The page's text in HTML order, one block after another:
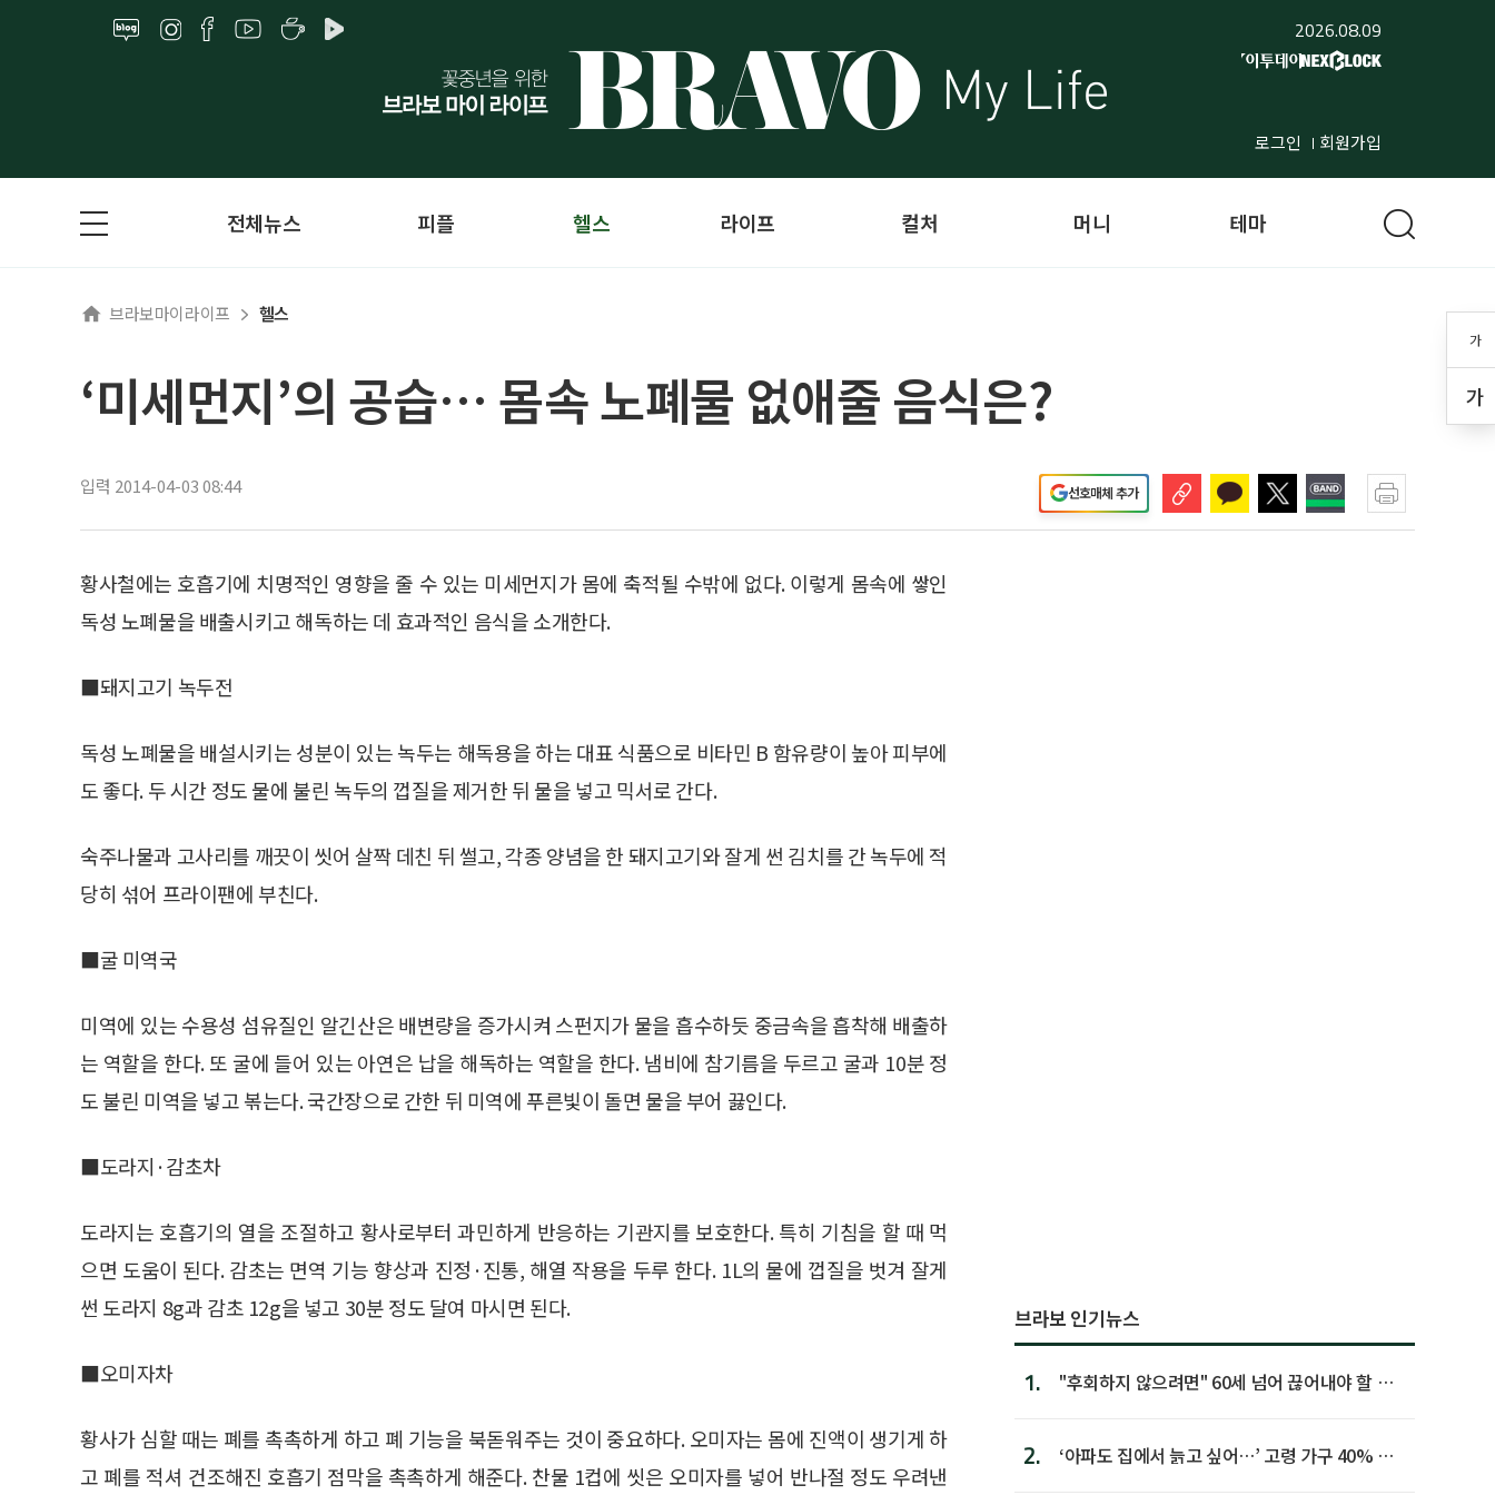
2026.08.09
로그인 회원가입
가
가
전체뉴스 피플 헬스 라이프 컬처 머니 테마
브라보마이라이프 헬스
‘미세먼지’의 공습… 몸속 노폐물 없애줄 음식은?
입력 2014-04-03 08:44 선호매체 추가
황사철에는 호흡기에 치명적인 영향을 줄 수 있는 미세먼지가 몸에 축적될 수밖에 없다. 이렇게 몸속에 쌓인
독성 노폐물을 배출시키고 해독하는 데 효과적인 음식을 소개한다.
■돼지고기 녹두전
독성 노폐물을 배설시키는 성분이 있는 녹두는 해독용을 하는 대표 식품으로 비타민 B 함유량이 높아 피부에
도 좋다. 두 시간 정도 물에 불린 녹두의 껍질을 제거한 뒤 물을 넣고 믹서로 간다.
숙주나물과 고사리를 깨끗이 씻어 살짝 데친 뒤 썰고, 각종 양념을 한 돼지고기와 잘게 썬 김치를 간 녹두에 적
당히 섞어 프라이팬에 부친다.
■굴 미역국
미역에 있는 수용성 섬유질인 알긴산은 배변량을 증가시켜 스펀지가 물을 흡수하듯 중금속을 흡착해 배출하
는 역할을 한다. 또 굴에 들어 있는 아연은 납을 해독하는 역할을 한다. 냄비에 참기름을 두르고 굴과 10분 정
도 불린 미역을 넣고 볶는다. 국간장으로 간한 뒤 미역에 푸른빛이 돌면 물을 부어 끓인다.
■도라지·감초차
도라지는 호흡기의 열을 조절하고 황사로부터 과민하게 반응하는 기관지를 보호한다. 특히 기침을 할 때 먹
으면 도움이 된다. 감초는 면역 기능 향상과 진정·진통, 해열 작용을 두루 한다. 1L의 물에 껍질을 벗겨 잘게
썬 도라지 8g과 감초 12g을 넣고 30분 정도 달여 마시면 된다.
■오미자차
황사가 심할 때는 폐를 촉촉하게 하고 폐 기능을 북돋워주는 것이 중요하다. 오미자는 몸에 진액이 생기게 하
고 폐를 적셔 건조해진 호흡기 점막을 촉촉하게 해준다. 찬물 1컵에 씻은 오미자를 넣어 반나절 정도 우려낸
브라보 인기뉴스
1.
"후회하지 않으려면" 60세 넘어 끊어내야 할 사
2.
‘아파도 집에서 늙고 싶어…’ 고령 가구 40% 노